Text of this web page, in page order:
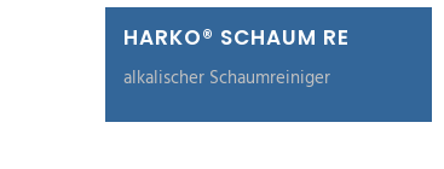
HARKO® SCHAUM RE
alkalischer Schaumreiniger